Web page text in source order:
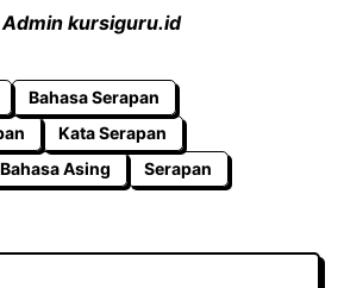
kursiguru.id
Bahasa Serapan
Kata Serapan
Asing
Serapan